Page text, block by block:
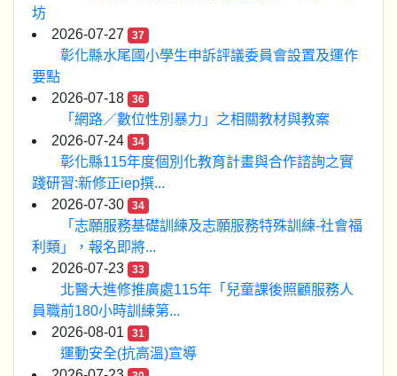
坊
2026-07-27
37
彰化縣水尾國小學生申訴評議委員會設置及運作
要點
2026-07-18
36
「網路／數位性別暴力」之相關教材與教案
2026-07-24
34
彰化縣115年度個別化教育計畫與合作諮詢之實
踐研習:新修正iep撰...
2026-07-30
34
「志願服務基礎訓練及志願服務特殊訓練-社會福
利類」，報名即將...
2026-07-23
33
北醫大進修推廣處115年「兒童課後照顧服務人
員職前180小時訓練第...
2026-08-01
31
運動安全(抗高溫)宣導